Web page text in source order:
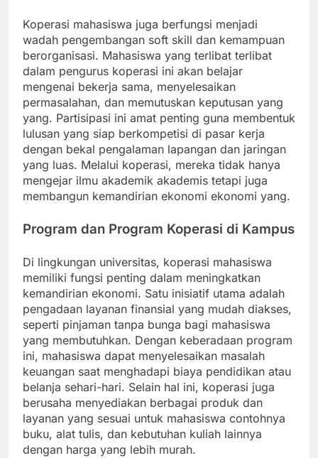
Koperasi mahasiswa juga berfungsi menjadi
wadah pengembangan soft skill dan kemampuan
berorganisasi. Mahasiswa yang terlibat terlibat
dalam pengurus koperasi ini akan belajar
mengenai bekerja sama, menyelesaikan
permasalahan, dan memutuskan keputusan yang
yang. Partisipasi ini amat penting guna membentuk
lulusan yang siap berkompetisi di pasar kerja
dengan bekal pengalaman lapangan dan jaringan
yang luas. Melalui koperasi, mereka tidak hanya
mengejar ilmu akademik akademis tetapi juga
membangun kemandirian ekonomi ekonomi yang.
Program dan Program Koperasi di Kampus
Di lingkungan universitas, koperasi mahasiswa
memiliki fungsi penting dalam meningkatkan
kemandirian ekonomi. Satu inisiatif utama adalah
pengadaan layanan finansial yang mudah diakses,
seperti pinjaman tanpa bunga bagi mahasiswa
yang membutuhkan. Dengan keberadaan program
ini, mahasiswa dapat menyelesaikan masalah
keuangan saat menghadapi biaya pendidikan atau
belanja sehari-hari. Selain hal ini, koperasi juga
berusaha menyediakan berbagai produk dan
layanan yang sesuai untuk mahasiswa contohnya
buku, alat tulis, dan kebutuhan kuliah lainnya
dengan harga yang lebih murah.